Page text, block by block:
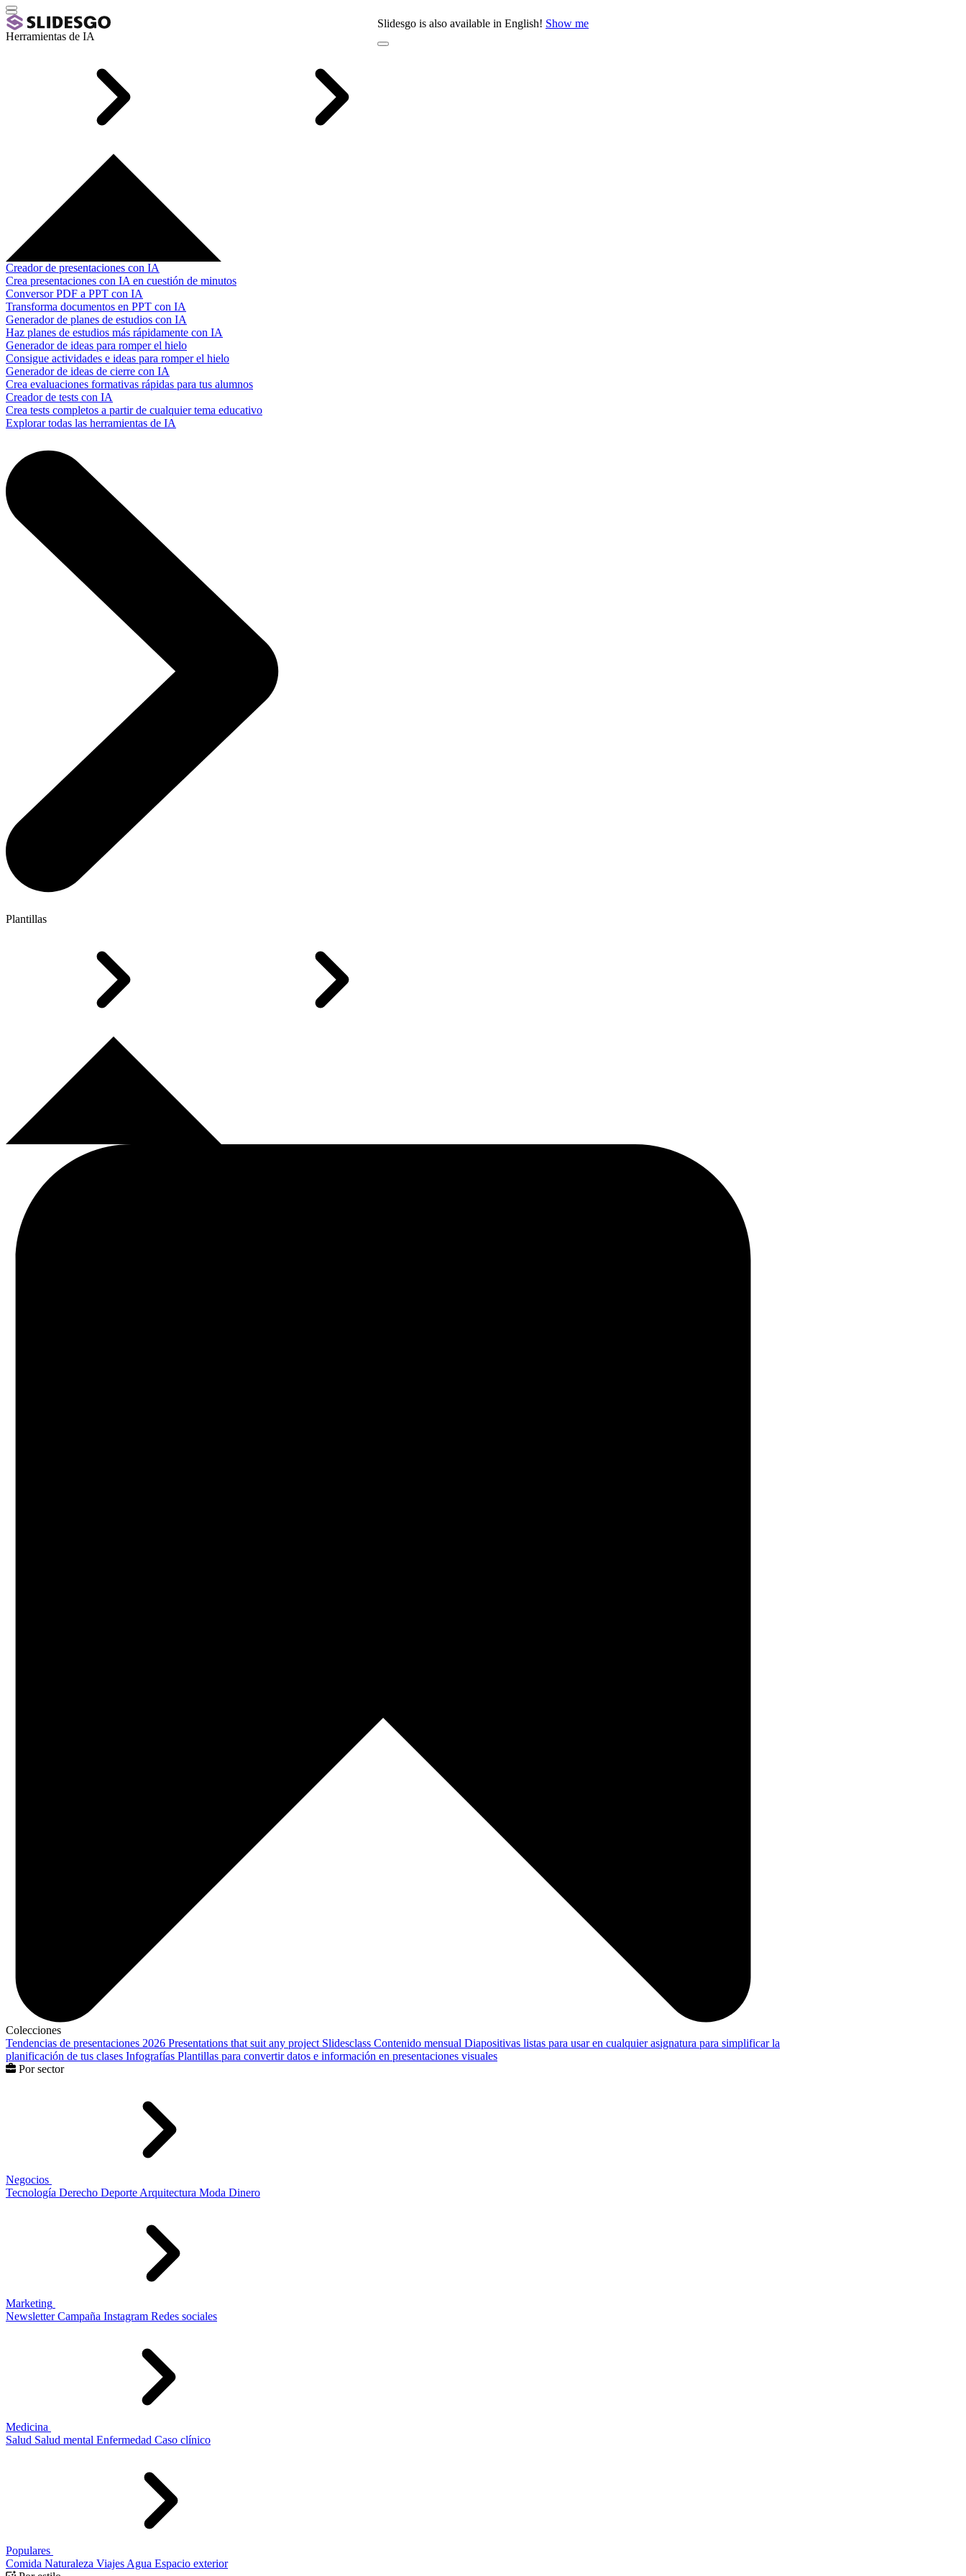
Slidesgo is also available in English! Show me
Herramientas de IA
Creador de presentaciones con IA
Crea presentaciones con IA en cuestión de minutos
Conversor PDF a PPT con IA
Transforma documentos en PPT con IA
Generador de planes de estudios con IA
Haz planes de estudios más rápidamente con IA
Generador de ideas para romper el hielo
Consigue actividades e ideas para romper el hielo
Generador de ideas de cierre con IA
Crea evaluaciones formativas rápidas para tus alumnos
Creador de tests con IA
Crea tests completos a partir de cualquier tema educativo
Explorar todas las herramientas de IA
Plantillas
Colecciones
Tendencias de presentaciones 2026 Presentations that suit any project Slidesclass Contenido mensual Diapositivas listas para usar en cualquier asignatura para simplificar la
planificación de tus clases Infografías Plantillas para convertir datos e información en presentaciones visuales
Por sector
Negocios
Tecnología Derecho Deporte Arquitectura Moda Dinero
Marketing
Newsletter Campaña Instagram Redes sociales
Medicina
Salud Salud mental Enfermedad Caso clínico
Populares
Comida Naturaleza Viajes Agua Espacio exterior